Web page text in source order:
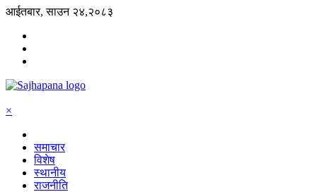
आईतबार, साउन २४,२०८३
×
समाचार
विशेष
स्थानीय
राजनीति